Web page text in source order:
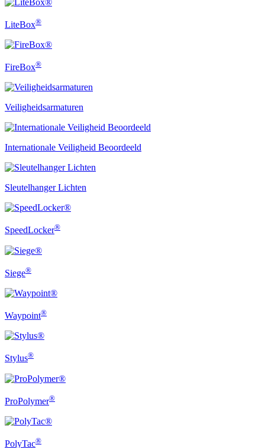
LiteBox®
FireBox®
Veiligheidsarmaturen
Internationale Veiligheid Beoordeeld
Sleutelhanger Lichten
SpeedLocker®
Siege®
Waypoint®
Stylus®
ProPolymer®
PolyTac®